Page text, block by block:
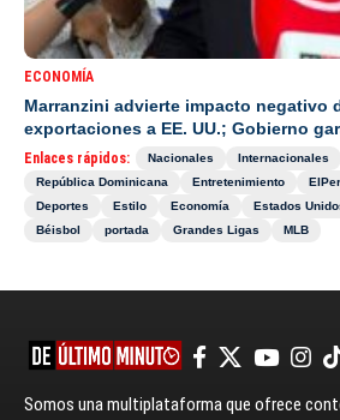
ECONOMÍA
Marranzini advierte impacto negativo
exportaciones a EE. UU.; Gobierno
Enlaces rápidos: Nacionales Internacionales
República Dominicana
Entretenimiento
Deportes
Estilo Economía Estados
Béisbol
portada Grandes Ligas MLB
Somos una multiplataforma que ofrece